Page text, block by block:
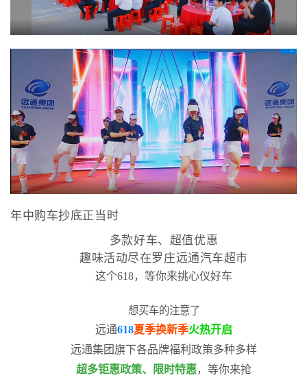
年中购车抄底正当时
多款好车、超值优惠
趣味活动尽在罗庄远通汽车超市
这个618，等你来挑心仪好车
想买车的注意了
远通618夏季换新季火热开启
远通集团旗下各品牌福利政策多种多样
超多钜惠政策、限时特惠，等你来抢